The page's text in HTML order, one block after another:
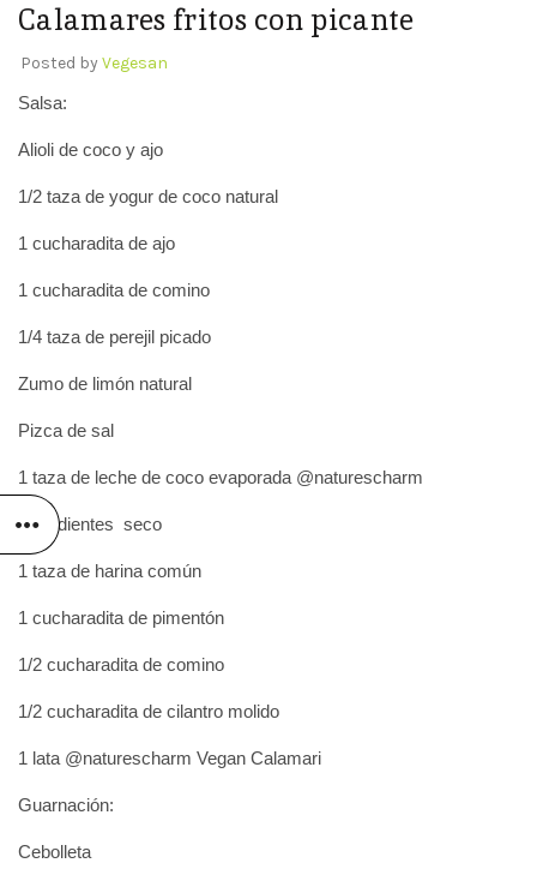
Calamares fritos con picante
Posted byVegesan
Salsa:
Alioli de coco y ajo
1/2 taza de yogur de coco natural
1 cucharadita de ajo
1 cucharadita de comino
1/4 taza de perejil picado
Zumo de limón natural
Pizca de sal
1 taza de leche de coco evaporada @naturescharm
Ingredientes seco
1 taza de harina común
1 cucharadita de pimentón
1/2 cucharadita de comino
1/2 cucharadita de cilantro molido
1 lata @naturescharm Vegan Calamari
Guarnación:
Cebolleta